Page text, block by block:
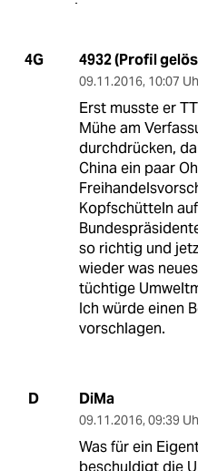
4G 4932 (Profil
09.11.2016, 10:07
Erst musste er
Mühe am
durchdrücken,
China ein paar
Kopfschütteln
so richtig und
wieder was
tüchtige
Ich würde einen
vorschlagen.
D DiMa
09.11.2016, 09:39
Was für ein
beschuldigt die